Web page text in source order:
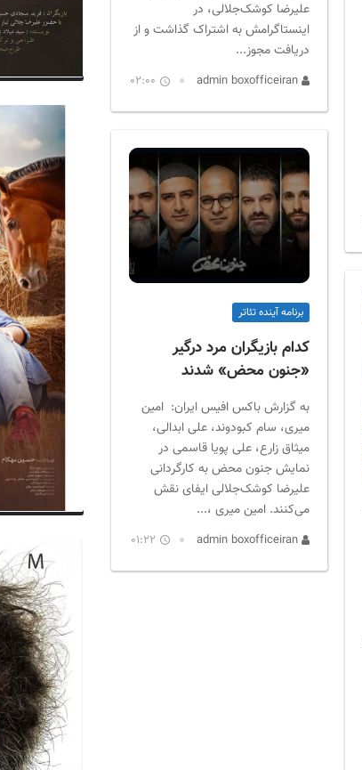
علیرضا کوشک‌جلالی، در
اینستاگرامش به اشتراک گذاشت و از
دریافت مجوز...
admin boxofficeiran
02:00
برنامه آینده تئاتر
کدام بازیگران مرد درگیر
«جنون محض» شدند
به گزارش باکس افیس ایران: امین
میری، سام کبودوند، علی ابدالی،
میثاق زارع، علی پویا قاسمی در
نمایش جنون محض به کارگردانی
علیرضا کوشک‌جلالی ایفای نقش
می‌کنند. امین میری ،...
admin boxofficeiran
01:22